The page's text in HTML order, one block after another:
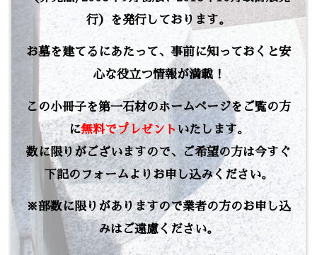
行）を発行しております。
お墓を建てるにあたって、事前に知っておくと安
心な役立つ情報が満載！
この小冊子を第一石材のホームページをご覧の方
に無料でプレゼントいたします。
数に限りがございますので、ご希望の方は今すぐ
下記のフォームよりお申し込みください。
※部数に限りがありますので業者の方のお申し込
みはご遠慮ください。